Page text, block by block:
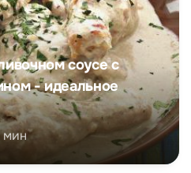
соусе с
- идеальное
мин